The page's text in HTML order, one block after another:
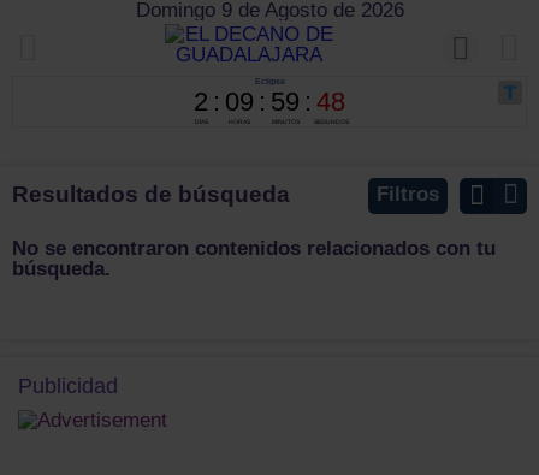
Domingo 9 de Agosto de 2026
Filtros
Resultados de búsqueda
No se encontraron contenidos relacionados con tu
búsqueda.
Publicidad